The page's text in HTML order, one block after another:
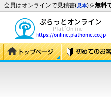
会員はオンラインで見積書(見本)を無料